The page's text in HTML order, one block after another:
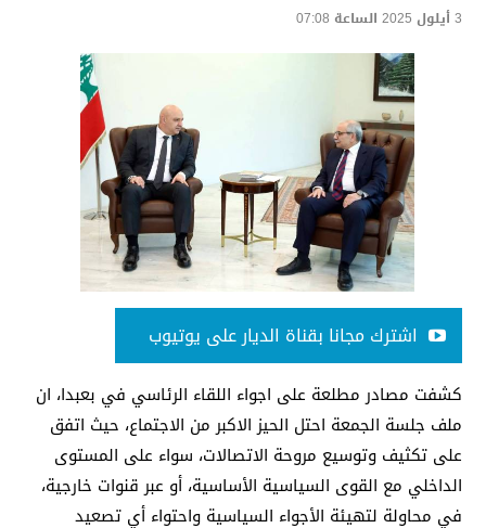
3 أيلول 2025 الساعة 07:08
اشترك مجانا بقناة الديار على يوتيوب
كشفت مصادر مطلعة على اجواء اللقاء الرئاسي في بعبدا، ان
ملف جلسة الجمعة احتل الحيز الاكبر من الاجتماع، حيث اتفق
على تكثيف وتوسيع مروحة الاتصالات، سواء على المستوى
الداخلي مع القوى السياسية الأساسية، أو عبر قنوات خارجية،
في محاولة لتهيئة الأجواء السياسية واحتواء أي تصعيد